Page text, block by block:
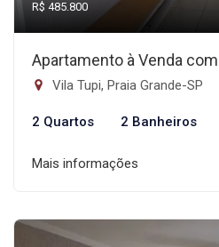
R$ 485.800
Apartamento à Venda
Vila Tupi, Praia Grande-SP
2 Quartos 2 Banheiros
Mais informações